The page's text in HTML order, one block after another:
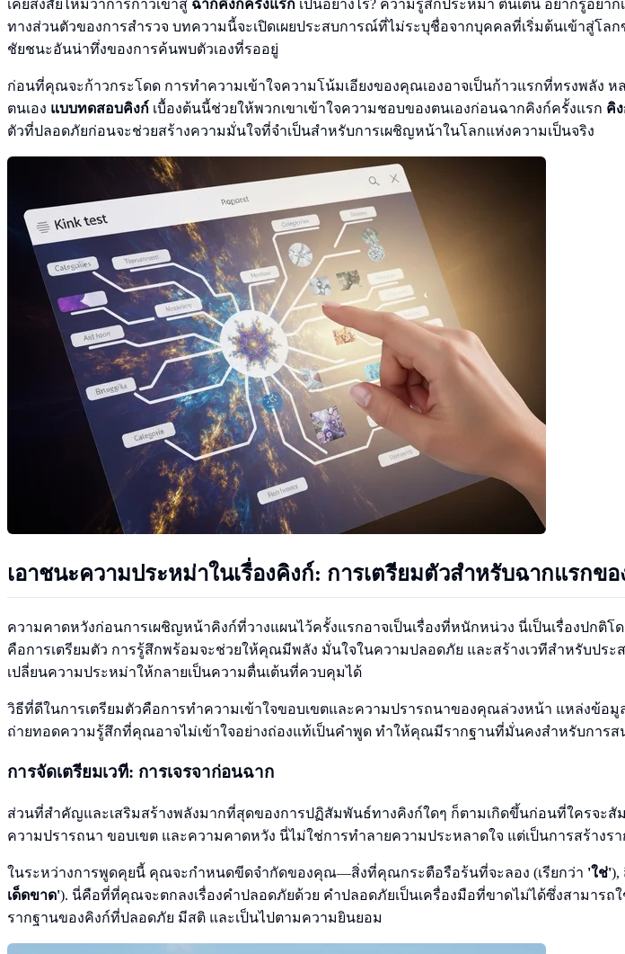
เคยสงสัยไหมว่าการก้าวเข้าสู่ ฉากคิงก์ครั้งแรก เป็นอย่างไร? ความรู้สึกประหม่า ตื่นเต้น อยากรู้อย
ทางส่วนตัวของการสำรวจ บทความนี้จะเปิดเผยประสบการณ์ที่ไม่ระบุชื่อจากบุคคลที่เริ่มต้นเข้าสู่โ
ชัยชนะอันน่าทึ่งของการค้นพบตัวเองที่รออยู่
ก่อนที่คุณจะก้าวกระโดด การทำความเข้าใจความโน้มเอียงของคุณเองอาจเป็นก้าวแรกที่ทรงพลัง ห
ตนเอง แบบทดสอบคิงก์ เบื้องต้นนี้ช่วยให้พวกเขาเข้าใจความชอบของตนเองก่อนฉากคิงก์ครั้งแรก คิ
ตัวที่ปลอดภัยก่อนจะช่วยสร้างความมั่นใจที่จำเป็นสำหรับการเผชิญหน้าในโลกแห่งความเป็นจริง
เอาชนะความประหม่าในเรื่องคิงก์: การเตรียมตัวสำหรับฉากแรกข
ความคาดหวังก่อนการเผชิญหน้าคิงก์ที่วางแผนไว้ครั้งแรกอาจเป็นเรื่องที่หนักหน่วง นี่เป็นเรื่องปก
คือการเตรียมตัว การรู้สึกพร้อมจะช่วยให้คุณมีพลัง มั่นใจในความปลอดภัย และสร้างเวทีสำหรับปร
เปลี่ยนความประหม่าให้กลายเป็นความตื่นเต้นที่ควบคุมได้
วิธีที่ดีในการเตรียมตัวคือการทำความเข้าใจขอบเขตและความปรารถนาของคุณล่วงหน้า แหล่งข้อมู
ถ่ายทอดความรู้สึกที่คุณอาจไม่เข้าใจอย่างถ่องแท้เป็นคำพูด ทำให้คุณมีรากฐานที่มั่นคงสำหรับการ
การจัดเตรียมเวที: การเจรจาก่อนฉาก
ส่วนที่สำคัญและเสริมสร้างพลังมากที่สุดของการปฏิสัมพันธ์ทางคิงก์ใดๆ ก็ตามเกิดขึ้นก่อนที่ใครจะสั
ความปรารถนา ขอบเขต และความคาดหวัง นี่ไม่ใช่การทำลายความประหลาดใจ แต่เป็นการสร้าง
ในระหว่างการพูดคุยนี้ คุณจะกำหนดขีดจำกัดของคุณ—สิ่งที่คุณกระตือรือร้นที่จะลอง (เรียกว่า 'ใช่'),
เด็ดขาด'). นี่คือที่ที่คุณจะตกลงเรื่องคำปลอดภัยด้วย คำปลอดภัยเป็นเครื่องมือที่ขาดไม่ได้ซึ่งสามารถ
รากฐานของคิงก์ที่ปลอดภัย มีสติ และเป็นไปตามความยินยอม